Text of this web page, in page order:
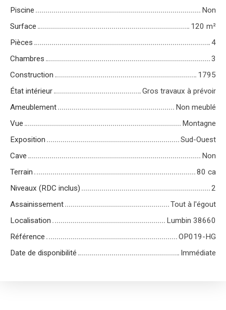
Piscine
Non
Surface
120 m²
Pièces
4
Chambres
3
Construction
1795
État intérieur
Gros travaux à prévoir
Ameublement
Non meublé
Vue
Montagne
Exposition
Sud-Ouest
Cave
Non
Terrain
80 ca
Niveaux (RDC inclus)
2
Assainissement
Tout à l'égout
Localisation
Lumbin 38660
Référence
OP019-HG
Date de disponibilité
Immédiate